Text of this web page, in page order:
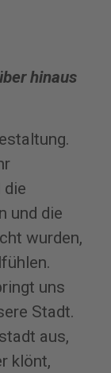
hinaus
die
und die
wurden,
uns
Stadt.
aus,
klönt,